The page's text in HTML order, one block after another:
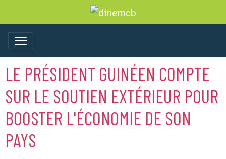
LE PRÉSIDENT GUINÉEN COMPTE
SUR LE SOUTIEN EXTÉRIEUR POUR
BOOSTER L'ÉCONOMIE DE SON
PAYS